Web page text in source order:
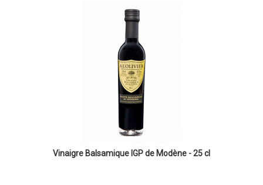
Vinaigre Balsamique IGP de Modène - 25 cl